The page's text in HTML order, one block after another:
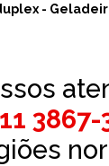
-
11 3867-